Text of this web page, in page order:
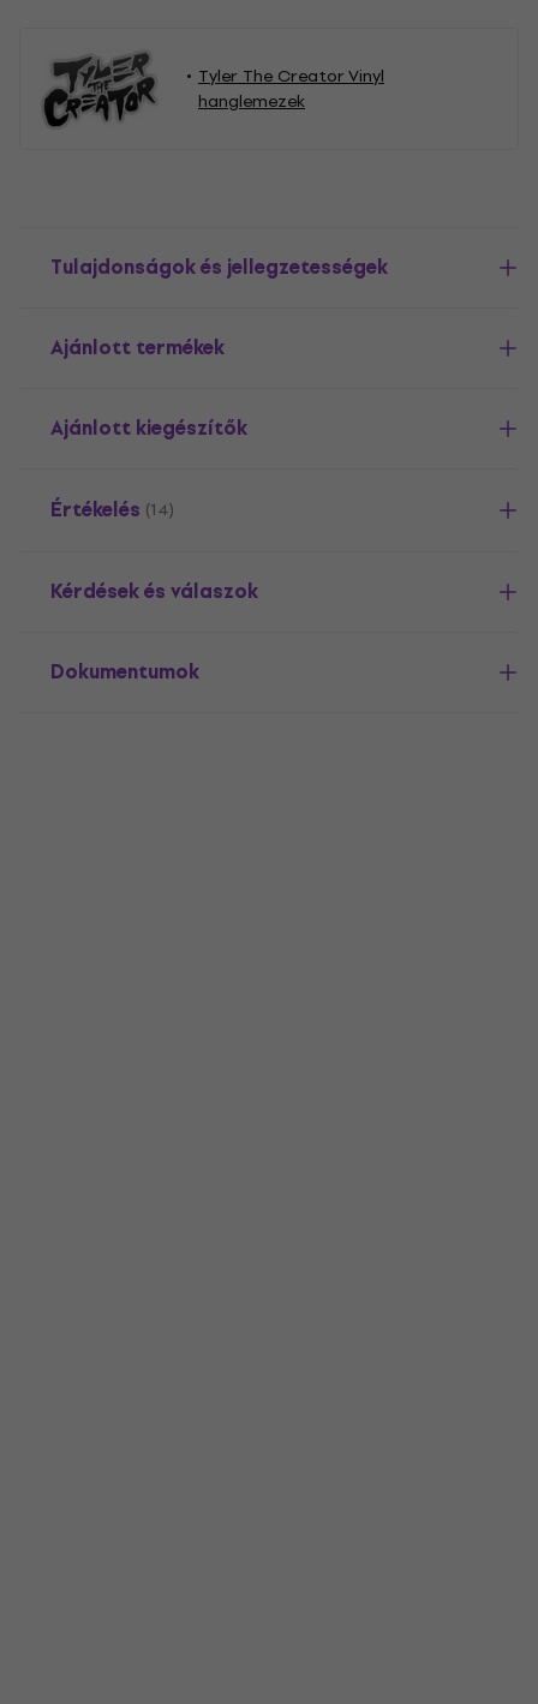
Tyler The Creator Vinyl
hanglemezek
Tulajdonságok és jellegzetességek
Ajánlott termékek
Ajánlott kiegészítők
Értékelés (14)
Kérdések és válaszok
Dokumentumok